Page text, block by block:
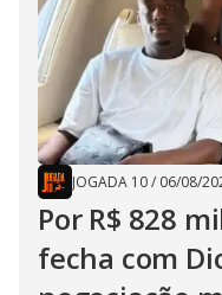
JOGADA 10/ 06/08/
Por R$ 828
fecha com